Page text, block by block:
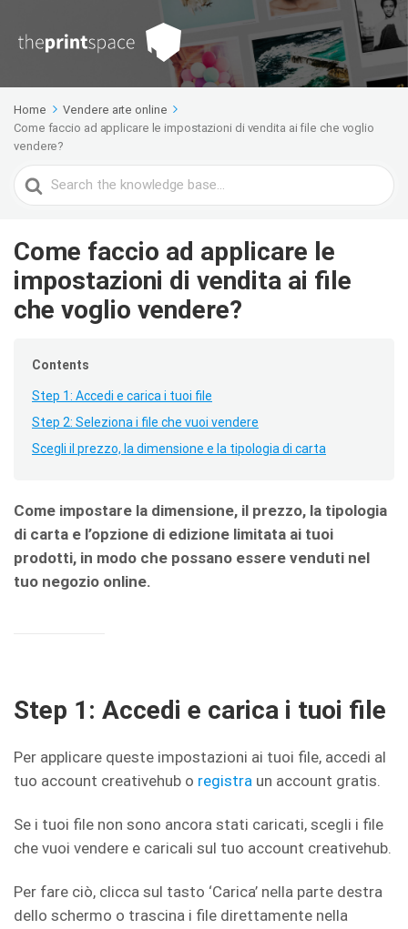
Home
Vendere arte online
Come faccio ad applicare le impostazioni di vendita ai file che voglio
vendere?
Search
For
Come faccio ad applicare le
impostazioni di vendita ai file
che voglio vendere?
Contents
Step 1: Accedi e carica i tuoi file
Step 2: Seleziona i file che vuoi vendere
Scegli il prezzo, la dimensione e la tipologia di carta
Come impostare la dimensione, il prezzo, la tipologia
di carta e l’opzione di edizione limitata ai tuoi
prodotti, in modo che possano essere venduti nel
tuo negozio online.
Step 1: Accedi e carica i tuoi file
Per applicare queste impostazioni ai tuoi file, accedi al
tuo account creativehub o registra un account gratis.
Se i tuoi file non sono ancora stati caricati, scegli i file
che vuoi vendere e caricali sul tuo account creativehub.
Per fare ciò, clicca sul tasto ‘Carica’ nella parte destra
dello schermo o trascina i file direttamente nella